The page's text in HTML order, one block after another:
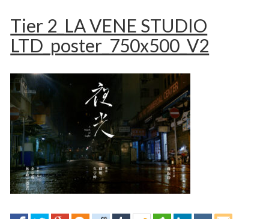
Tier 2_LA VENE STUDIO
LTD_poster_750x500_V2